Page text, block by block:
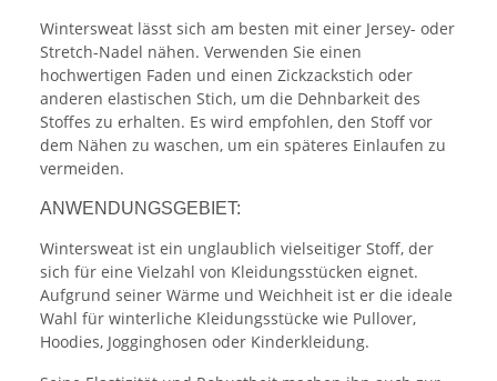
Wintersweat lässt sich am besten mit einer Jersey- oder
Stretch-Nadel nähen. Verwenden Sie einen
hochwertigen Faden und einen Zickzackstich oder
anderen elastischen Stich, um die Dehnbarkeit des
Stoffes zu erhalten. Es wird empfohlen, den Stoff vor
dem Nähen zu waschen, um ein späteres Einlaufen zu
vermeiden.
ANWENDUNGSGEBIET:
Wintersweat ist ein unglaublich vielseitiger Stoff, der
sich für eine Vielzahl von Kleidungsstücken eignet.
Aufgrund seiner Wärme und Weichheit ist er die ideale
Wahl für winterliche Kleidungsstücke wie Pullover,
Hoodies, Jogginghosen oder Kinderkleidung.